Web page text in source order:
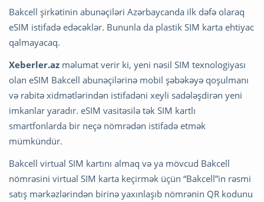
Bakcell şirkətinin abunəçiləri Azərbaycanda ilk dəfə olaraq
eSIM istifadə edəcəklər. Bununla da plastik SIM karta ehtiyac
qalmayacaq.
Xeberler.az məlumat verir ki, yeni nəsil SIM texnologiyası
olan eSIM Bakcell abunəçilərinə mobil şəbəkəyə qoşulmanı
və rabitə xidmətlərindən istifadəni xeyli sadələşdirən yeni
imkanlar yaradır. eSIM vasitəsilə tək SIM kartlı
smartfonlarda bir neçə nömrədən istifadə etmək
mümkündür.
Bakcell virtual SIM kartını almaq və ya mövcud Bakcell
nömrəsini virtual SIM karta keçirmək üçün “Bakcell”in rəsmi
satış mərkəzlərindən birinə yaxınlaşıb nömrənin QR kodunu